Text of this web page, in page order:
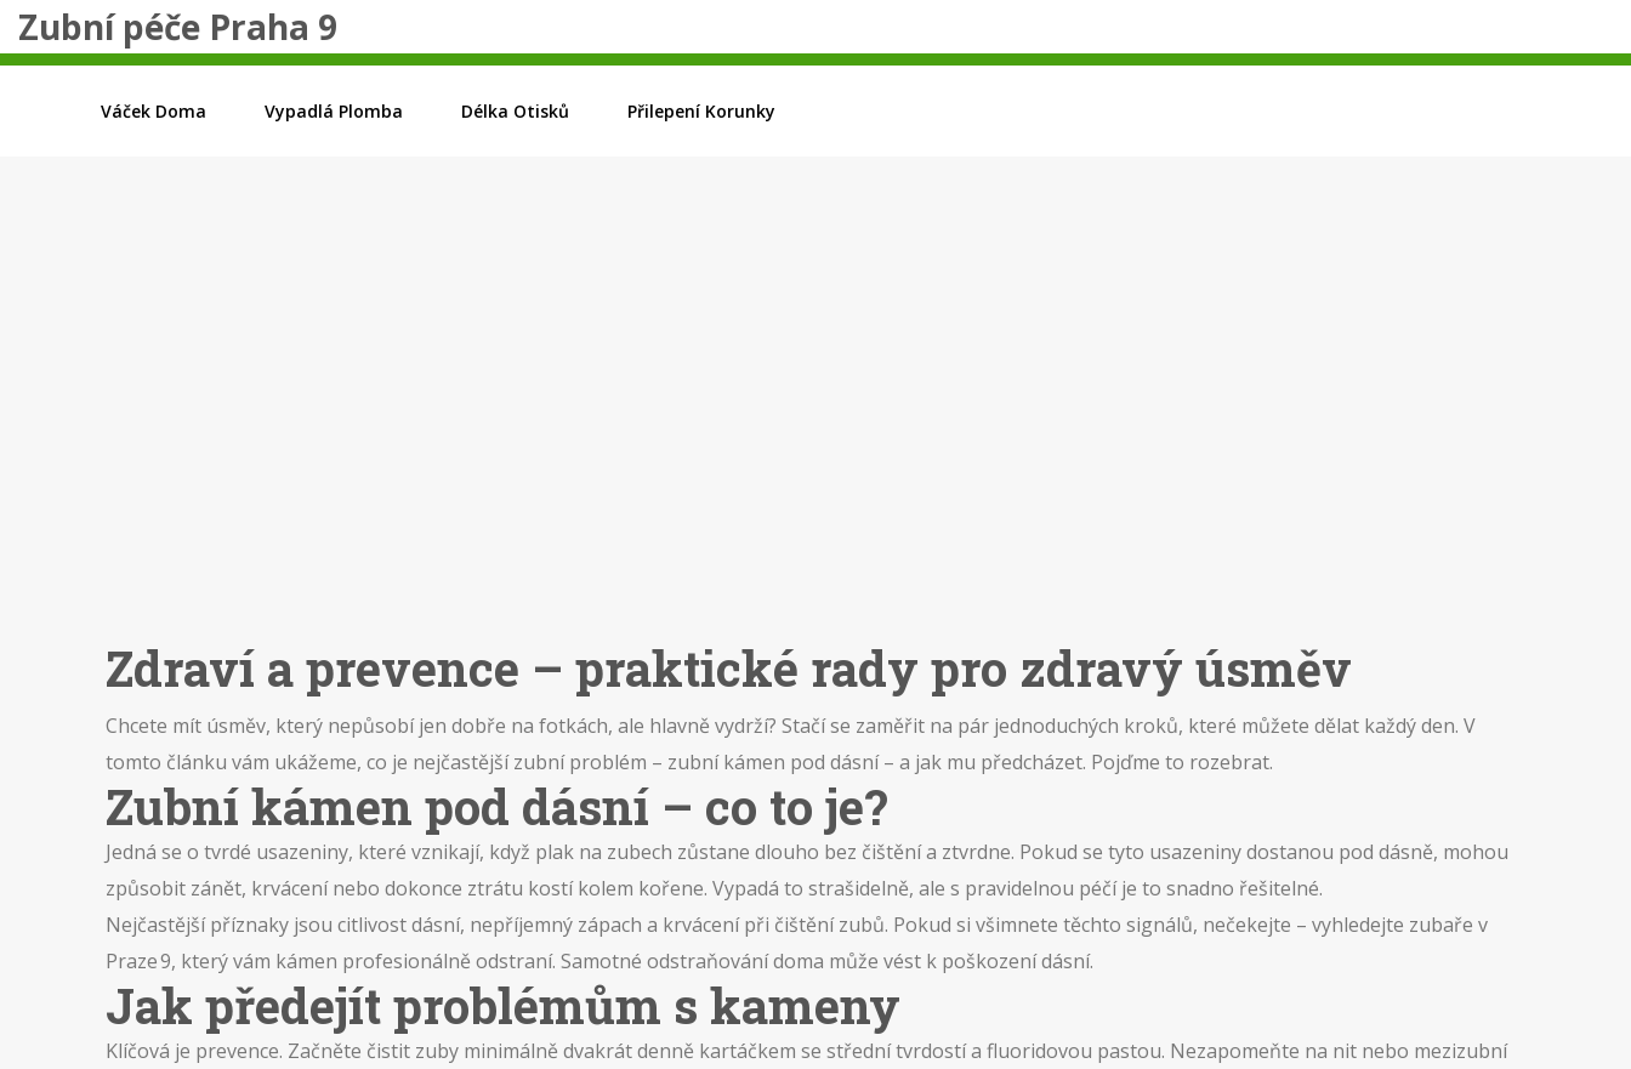
Zubní péče Praha 9
Váček Doma Vypadlá Plomba Délka Otisků Přilepení Korunky
Zdraví a prevence – praktické rady pro zdravý úsměv
Chcete mít úsměv, který nepůsobí jen dobře na fotkách, ale hlavně vydrží? Stačí se zaměřit na pár jednoduchých kroků, které můžete dělat každý den. V
tomto článku vám ukážeme, co je nejčastější zubní problém – zubní kámen pod dásní – a jak mu předcházet. Pojďme to rozebrat.
Zubní kámen pod dásní – co to je?
Jedná se o tvrdé usazeniny, které vznikají, když plak na zubech zůstane dlouho bez čištění a ztvrdne. Pokud se tyto usazeniny dostanou pod dásně, mohou
způsobit zánět, krvácení nebo dokonce ztrátu kostí kolem kořene. Vypadá to strašidelně, ale s pravidelnou péčí je to snadno řešitelné.
Nejčastější příznaky jsou citlivost dásní, nepříjemný zápach a krvácení při čištění zubů. Pokud si všimnete těchto signálů, nečekejte – vyhledejte zubaře v
Praze 9, který vám kámen profesionálně odstraní. Samotné odstraňování doma může vést k poškození dásní.
Jak předejít problémům s kameny
Klíčová je prevence. Začněte čistit zuby minimálně dvakrát denně kartáčkem se střední tvrdostí a fluoridovou pastou. Nezapomeňte na nit nebo mezizubní